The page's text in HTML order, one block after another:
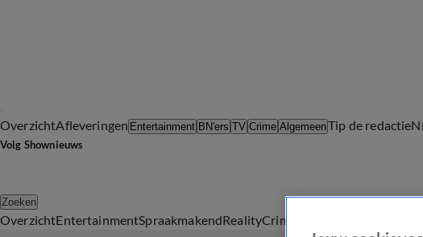
OverzichtAfleveringen Entertainment BN'ers TV Crime AlgemeenTip de redactie
Volg Shownieuws
Zoeken
OverzichtEntertainmentSpraakmakendRealityCrime